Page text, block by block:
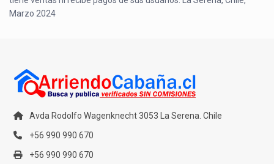
Marzo 2024
Avda Rodolfo Wagenknecht 3053 La Serena. Chile
+56 990 990 670
+56 990 990 670